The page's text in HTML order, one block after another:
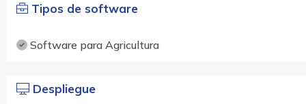
Tipos de software
Software para Agricultura
Despliegue